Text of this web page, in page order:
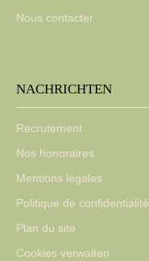
Nous contacter
NACHRICHTEN
Recrutement
Nos honoraires
Mentions légales
Politique de confidentialité
Plan du site
Cookies verwalten